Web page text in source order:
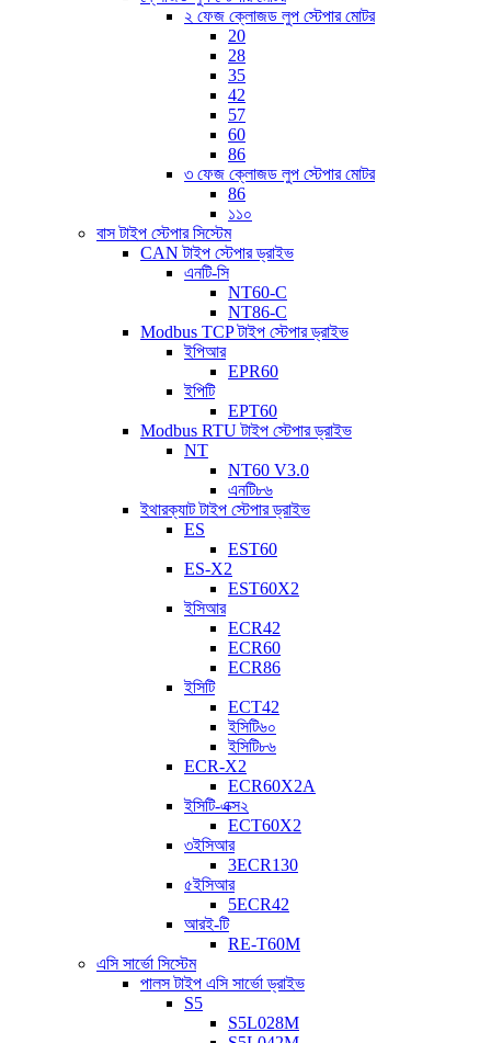
২ ফেজ ক্লোজড লুপ স্টেপার মোটর
20
28
35
42
57
60
86
৩ ফেজ ক্লোজড লুপ স্টেপার মোটর
86
১১০
বাস টাইপ স্টেপার সিস্টেম
CAN টাইপ স্টেপার ড্রাইভ
এনটি-সি
NT60-C
NT86-C
Modbus TCP টাইপ স্টেপার ড্রাইভ
ইপিআর
EPR60
ইপিটি
EPT60
Modbus RTU টাইপ স্টেপার ড্রাইভ
NT
NT60 V3.0
এনটি৮৬
ইথারক্যাট টাইপ স্টেপার ড্রাইভ
ES
EST60
ES-X2
EST60X2
ইসিআর
ECR42
ECR60
ECR86
ইসিটি
ECT42
ইসিটি৬০
ইসিটি৮৬
ECR-X2
ECR60X2A
ইসিটি-এক্স২
ECT60X2
৩ইসিআর
3ECR130
৫ইসিআর
5ECR42
আরই-টি
RE-T60M
এসি সার্ভো সিস্টেম
পালস টাইপ এসি সার্ভো ড্রাইভ
S5
S5L028M